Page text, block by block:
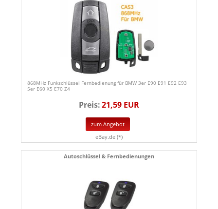
868MHz Funkschlüssel Fernbedienung für BMW 3er E90 E91 E92 E93
5er E60 X5 E70 Z4
Preis:21,59 EUR
zum Angebot
eBay.de (*)
Autoschlüssel & Fernbedienungen